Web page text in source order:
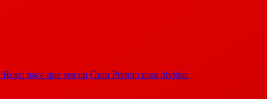
hace que sea un Gran Premio para olvidar.